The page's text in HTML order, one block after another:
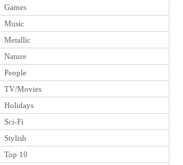
Games
Music
Metallic
Nature
People
TV/Movies
Holidays
Sci-Fi
Stylish
Top 10